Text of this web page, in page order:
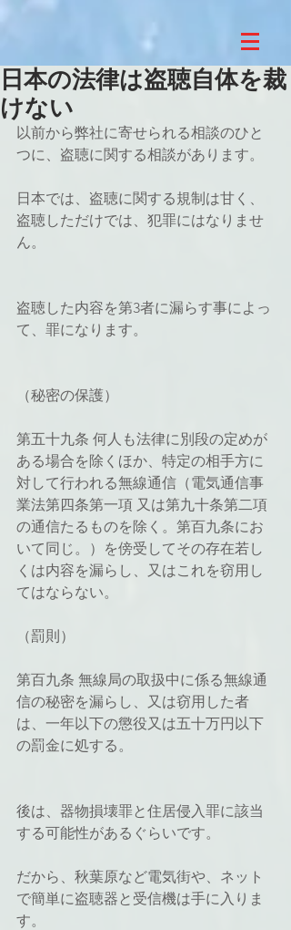
日本の法律は盗聴自体を裁
けない
以前から弊社に寄せられる相談のひと
つに、盗聴に関する相談があります。
日本では、盗聴に関する規制は甘く、
盗聴しただけでは、犯罪にはなりませ
ん。
盗聴した内容を第3者に漏らす事によっ
て、罪になります。
（秘密の保護）
第五十九条 何人も法律に別段の定めが
ある場合を除くほか、特定の相手方に
対して行われる無線通信（電気通信事
業法第四条第一項 又は第九十条第二項
の通信たるものを除く。第百九条にお
いて同じ。）を傍受してその存在若し
くは内容を漏らし、又はこれを窃用し
てはならない。
（罰則）
第百九条 無線局の取扱中に係る無線通
信の秘密を漏らし、又は窃用した者
は、一年以下の懲役又は五十万円以下
の罰金に処する。
後は、器物損壊罪と住居侵入罪に該当
する可能性があるぐらいです。
だから、秋葉原など電気街や、ネット
で簡単に盗聴器と受信機は手に入りま
す。